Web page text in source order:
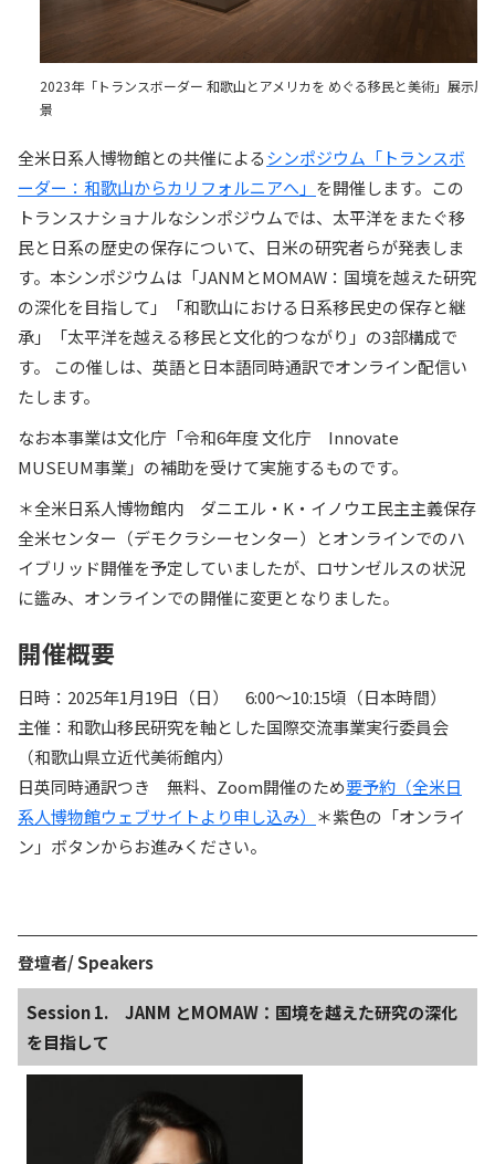
2023年「トランスボーダー 和歌山とアメリカを めぐる移民と美術」展示風
景
全米日系人博物館との共催によるシンポジウム「トランスボ
ーダー：和歌山からカリフォルニアへ」 を開催します。この
トランスナショナルなシンポジウムでは、太平洋をまたぐ移
民と日系の歴史の保存について、日米の研究者らが発表しま
す。本シンポジウムは「JANMとMOMAW：国境を越えた研究
の深化を目指して」「和歌山における日系移民史の保存と継
承」「太平洋を越える移民と文化的つながり」の3部構成で
す。 この催しは、英語と日本語同時通訳でオンライン配信い
たします。
なお本事業は文化庁「令和6年度 文化庁 Innovate
MUSEUM事業」の補助を受けて実施するものです。
＊全米日系人博物館内 ダニエル・K・イノウエ民主主義保存
全米センター（デモクラシーセンター）とオンラインでのハ
イブリッド開催を予定していましたが、ロサンゼルスの状況
に鑑み、オンラインでの開催に変更となりました。
開催概要
日時：2025年1月19日（日） 6:00〜10:15頃（日本時間）
主催：和歌山移民研究を軸とした国際交流事業実行委員会
（和歌山県立近代美術館内）
日英同時通訳つき 無料、Zoom開催のため要予約（全米日
系人博物館ウェブサイトより申し込み） ＊紫色の「オンライ
ン」ボタンからお進みください。
登壇者/ Speakers
Session 1. JANM とMOMAW：国境を越えた研究の深化
を目指して